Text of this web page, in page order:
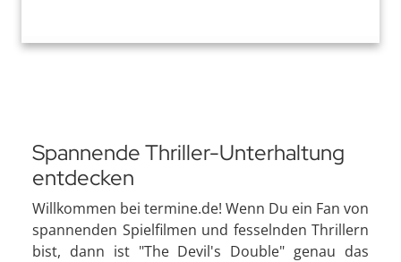
Spannende Thriller-Unterhaltung
entdecken
Willkommen bei termine.de! Wenn Du ein Fan von
spannenden Spielfilmen und fesselnden Thrillern
bist, dann ist "The Devil's Double" genau das